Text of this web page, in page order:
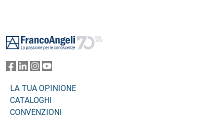
LA TUA OPINIONE
CATALOGHI
CONVENZIONI